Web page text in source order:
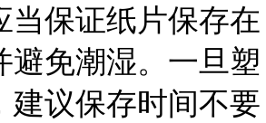
当保证纸片保存在
避免潮湿。一旦塑
建议保存时间不要